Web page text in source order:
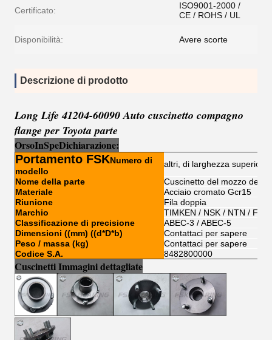
Certificato:
ISO9001-2000 /
CE / ROHS / UL
Disponibilità: Avere scorte
Descrizione di prodotto
Long Life 41204-60090 Auto cuscinetto compagno
flange per Toyota parte
OrsoInSpeDichiarazione:
Portamento FSKNumero di
modello
altri, di larghezza superiore
Nome della parte
Cuscinetto del mozzo della
Materiale
Acciaio cromato Gcr15
Riunione
Fila doppia
Marchio
TIMKEN / NSK / NTN /
Classificazione di precisione
ABEC-3 / ABEC-5
Dimensioni ((mm) ((d*D*b)
Contattaci per sapere
Peso / massa (kg)
Contattaci per sapere
Codice S.A.
8482800000
Cuscinetti Immagini dettagliate